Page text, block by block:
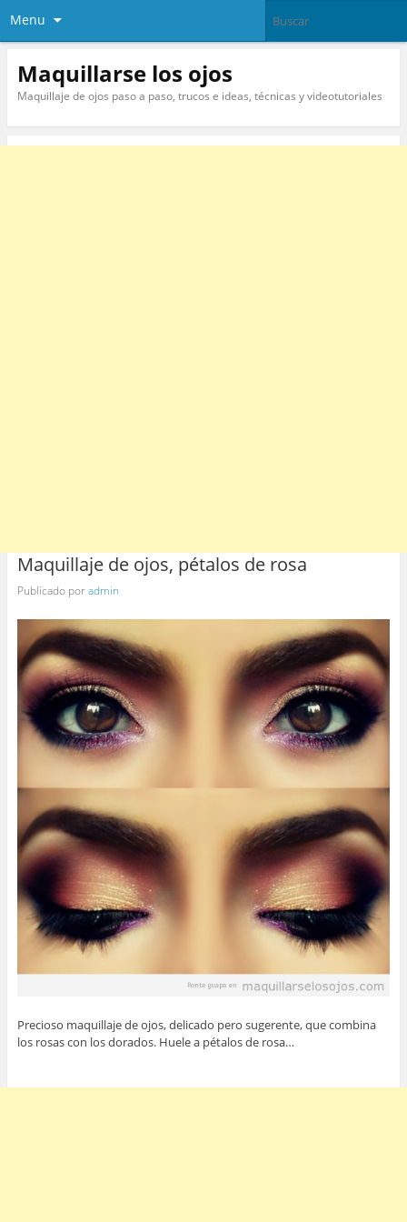
Menu
Maquillarse los ojos
Maquillaje de ojos paso a paso, trucos e ideas, técnicas y videotutoriales
Maquillaje de ojos, pétalos de rosa
Publicado poradmin
Precioso maquillaje de ojos, delicado pero sugerente, que combina
los rosas con los dorados. Huele a pétalos de rosa…